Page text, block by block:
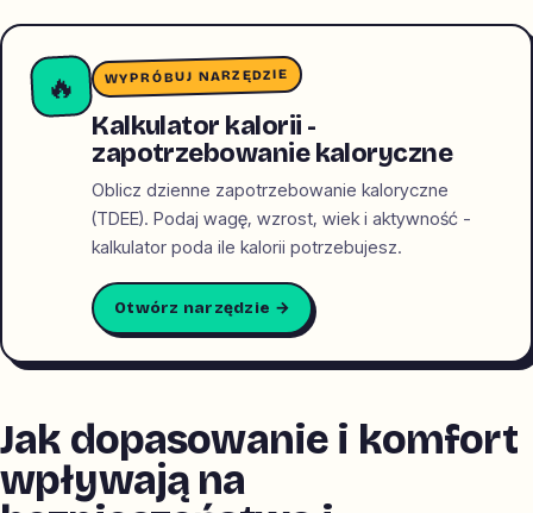
🔥 WYPRÓBUJ NARZĘDZIE
Kalkulator kalorii -
zapotrzebowanie kaloryczne
Oblicz dzienne zapotrzebowanie kaloryczne
(TDEE). Podaj wagę, wzrost, wiek i aktywność -
kalkulator poda ile kalorii potrzebujesz.
Otwórz narzędzie →
Jak dopasowanie i komfort
wpływają na